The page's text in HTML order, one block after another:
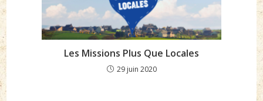
Les Missions Plus Que Locales
29 juin 2020